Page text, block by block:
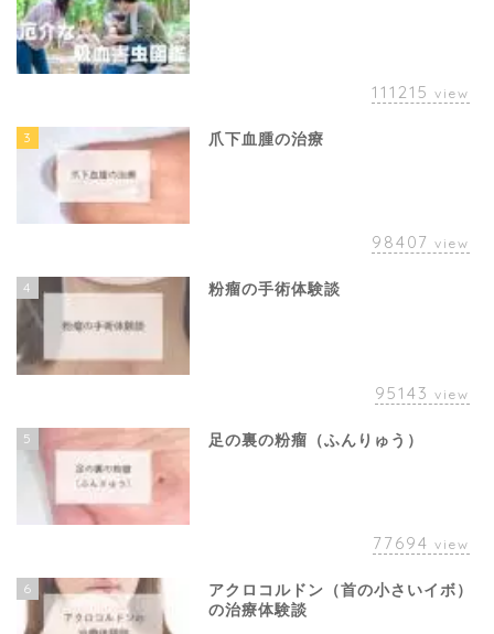
111215 view
3 爪下血腫の治療
98407 view
4 粉瘤の手術体験談
95143 view
5 足の裏の粉瘤（ふんりゅう）
77694 view
6
アクロコルドン（首の小さいイボ）
の治療体験談